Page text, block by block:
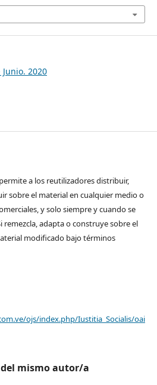
2020
a los reutilizadores distribuir,
sobre el material en cualquier medio o
y solo siempre y cuando se
remezcla, adapta o construye sobre el
modificado bajo términos
ojs/index.php/Iustitia_Socialis/oai
mismo autor/a